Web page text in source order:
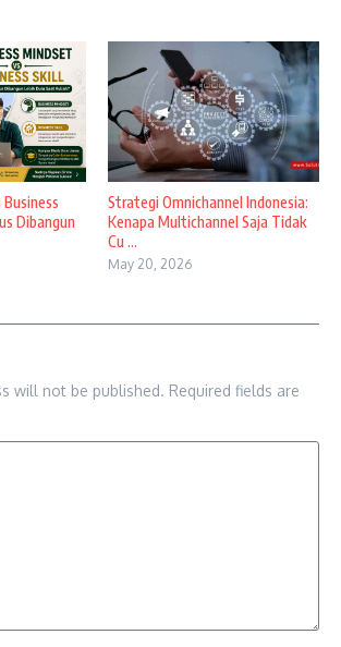
Dibangun
Strategi Omnichannel Indonesia:
Kenapa Multichannel Saja Tidak
Cu ...
May 20, 2026
will not be published. Required fields are